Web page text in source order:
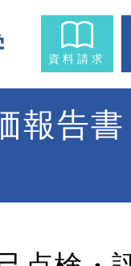
資料請求
報告